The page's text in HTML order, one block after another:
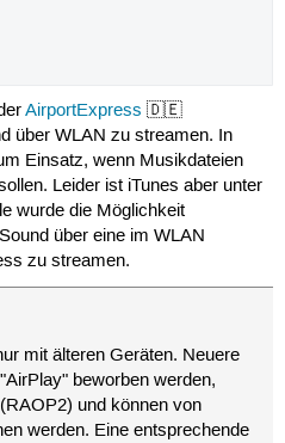
AirportExpress 🇩🇪
über WLAN zu streamen. In
Einsatz, wenn Musikdateien
Leider ist iTunes aber unter
wurde die Möglichkeit
über eine im WLAN
zu streamen.
mit älteren Geräten. Neuere
beworben werden,
und können von
werden. Eine entsprechende